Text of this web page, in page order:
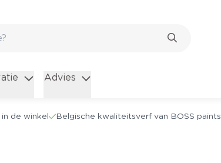
Advies
de winkel Belgische kwaliteitsverf van BOSS paints